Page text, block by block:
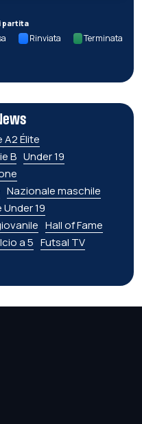
partita
Rinviata Terminata
A2 Élite
B Under 19
Nazionale maschile
19
Hall of Fame
a 5 Futsal TV